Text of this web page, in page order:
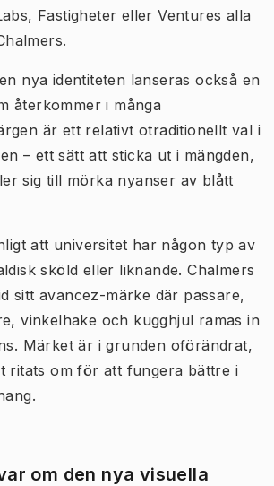
Fastigheter eller Ventures alla
nya identiteten lanseras också en
återkommer i många
är ett relativt otraditionellt val i
– ett sätt att sticka ut i mängden,
sig till mörka nyanser av blått
att universitet har någon typ av
sköld eller liknande. Chalmers
sitt avancez-märke där passare,
vinkelhake och kugghjul ramas in
Märket är i grunden oförändrat,
ritats om för att fungera bättre i
om den nya visuella